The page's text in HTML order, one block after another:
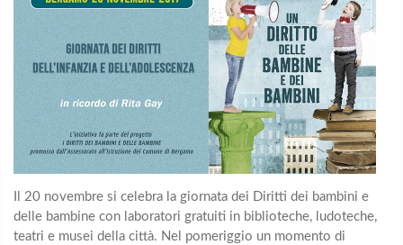
Il 20 novembre si celebra la giornata dei Diritti dei bambini e
delle bambine con laboratori gratuiti in biblioteche, ludoteche,
teatri e musei della città. Nel pomeriggio un momento di